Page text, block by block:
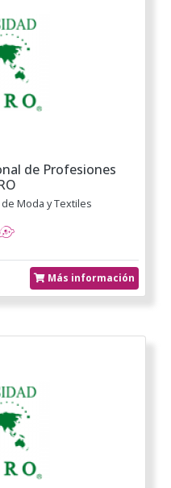
de Profesiones
Moda y Textiles
Más información